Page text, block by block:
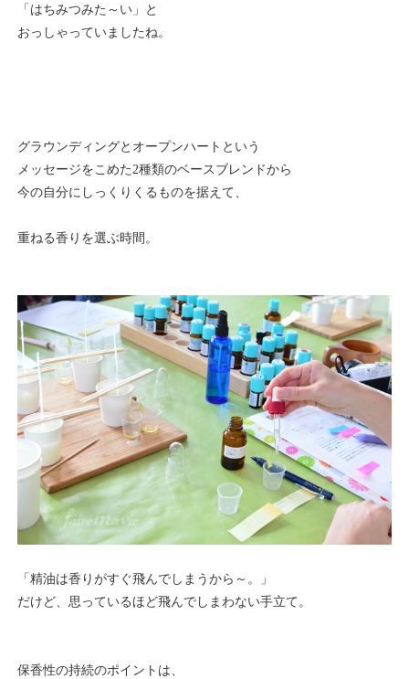
「はちみつみた～い」と
おっしゃっていましたね。
グラウンディングとオープンハートという
メッセージをこめた2種類のベースブレンドから
今の自分にしっくりくるものを据えて、
重ねる香りを選ぶ時間。
「精油は香りがすぐ飛んでしまうから～。」
だけど、思っているほど飛んでしまわない手立て。
保香性の持続のポイントは、